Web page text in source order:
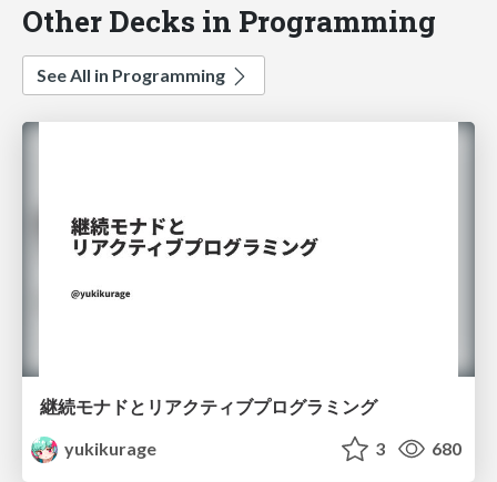
Other Decks in Programming
See All in Programming
継続モナドとリアクティブプログラミング
yukikurage
3 680